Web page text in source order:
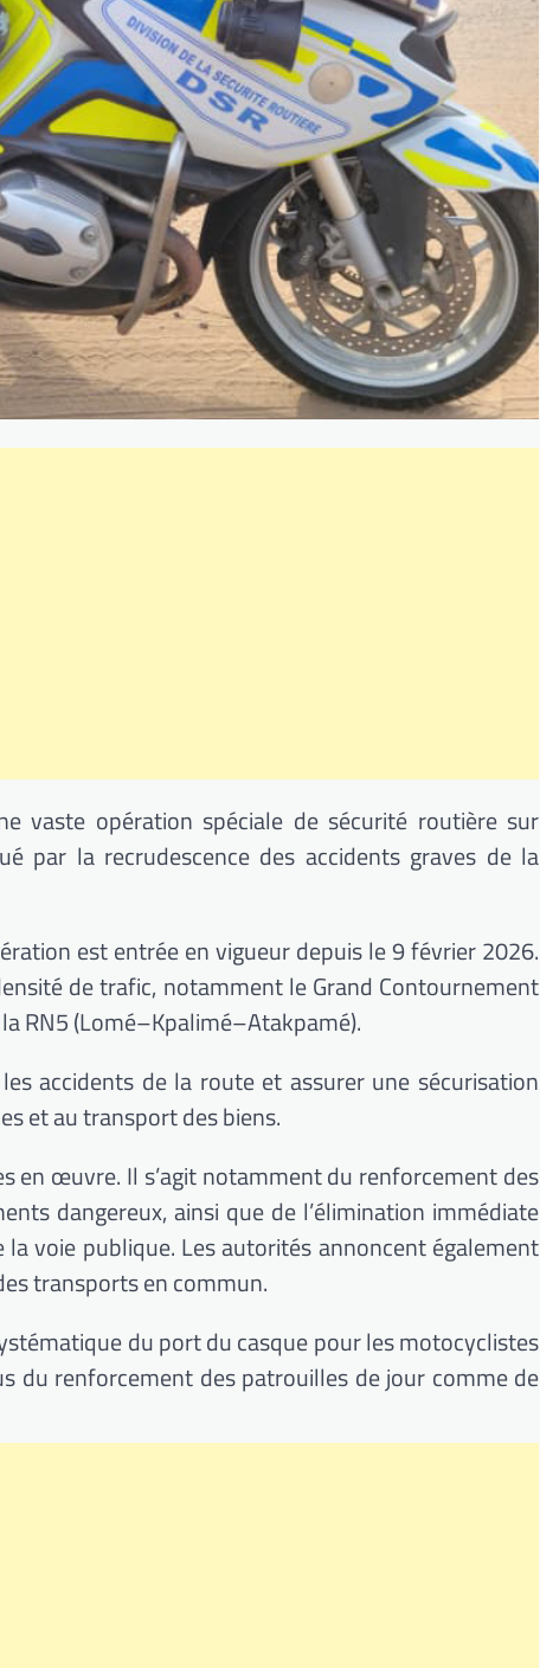
vaste opération spéciale de sécurité routière sur
par la recrudescence des accidents graves de la
est entrée en vigueur depuis le 9 février 2026.
de trafic, notamment le Grand Contournement
RN5 (Lomé–Kpalimé–Atakpamé).
accidents de la route et assurer une sécurisation
et au transport des biens.
en œuvre. Il s’agit notamment du renforcement des
dangereux, ainsi que de l’élimination immédiate
voie publique. Les autorités annoncent également
transports en commun.
du port du casque pour les motocyclistes
du renforcement des patrouilles de jour comme de